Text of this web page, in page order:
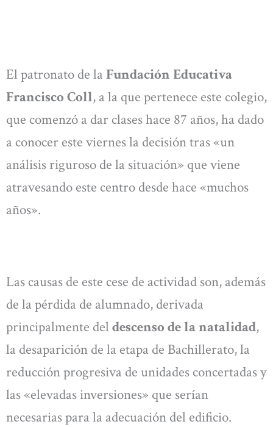
El patronato de la Fundación Educativa
Francisco Coll, a la que pertenece este colegio,
que comenzó a dar clases hace 87 años, ha dado
a conocer este viernes la decisión tras «un
análisis riguroso de la situación» que viene
atravesando este centro desde hace «muchos
años».
Las causas de este cese de actividad son, además
de la pérdida de alumnado, derivada
principalmente del descenso de la natalidad,
la desaparición de la etapa de Bachillerato, la
reducción progresiva de unidades concertadas y
las «elevadas inversiones» que serían
necesarias para la adecuación del edificio.